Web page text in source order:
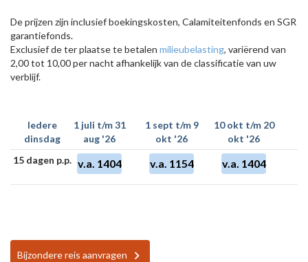
De prijzen zijn inclusief boekingskosten, Calamiteitenfonds en SGR
garantiefonds.
Exclusief de ter plaatse te betalen milieubelasting, variërend van
2,00 tot 10,00 per nacht afhankelijk van de classificatie van uw
verblijf.
Iedere
dinsdag
1 juli t/m 31
aug '26
1 sept t/m 9
okt '26
10 okt t/m 20
okt '26
15 dagen p.p. v.a. 1404 v.a. 1154 v.a. 1404
Bijzondere reis aanvragen